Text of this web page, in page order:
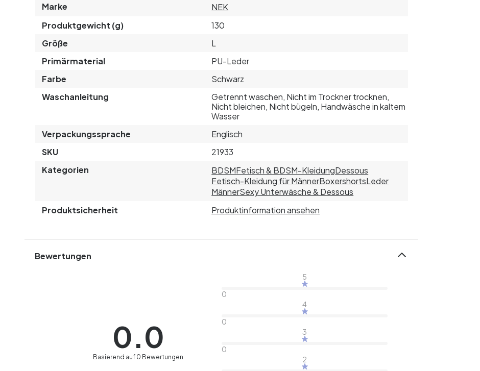
Marke
NEK
Produktgewicht (g)
130
Größe
L
Primärmaterial
PU-Leder
Farbe
Schwarz
Waschanleitung
Getrennt waschen, Nicht im Trockner trocknen,
Nicht bleichen, Nicht bügeln, Handwäsche in kaltem
Wasser
Verpackungssprache
Englisch
SKU
21933
Kategorien
BDSMFetisch & BDSM-KleidungDessous
Fetisch-Kleidung für MännerBoxershortsLeder
MännerSexy Unterwäsche & Dessous
Produktsicherheit
Produktinformation ansehen
Bewertungen
0.0
Basierend auf 0 Bewertungen
5
0
4
0
3
0
2